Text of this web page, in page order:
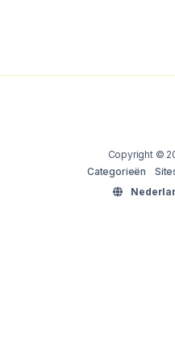
Copyright ©
Categorieën